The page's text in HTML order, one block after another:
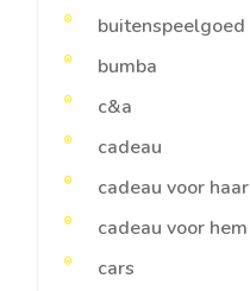
buitenspeelgoed
bumba
c&a
cadeau
cadeau voor haar
cadeau voor hem
cars